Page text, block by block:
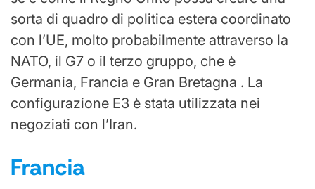
sorta di quadro di politica estera coordinato
con l’UE, molto probabilmente attraverso la
NATO, il G7 o il terzo gruppo, che è
Germania, Francia e Gran Bretagna . La
configurazione E3 è stata utilizzata nei
negoziati con l’Iran.
Francia